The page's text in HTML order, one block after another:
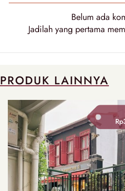
Belum ada
Jadilah yang pertama
PRODUK LAINNYA